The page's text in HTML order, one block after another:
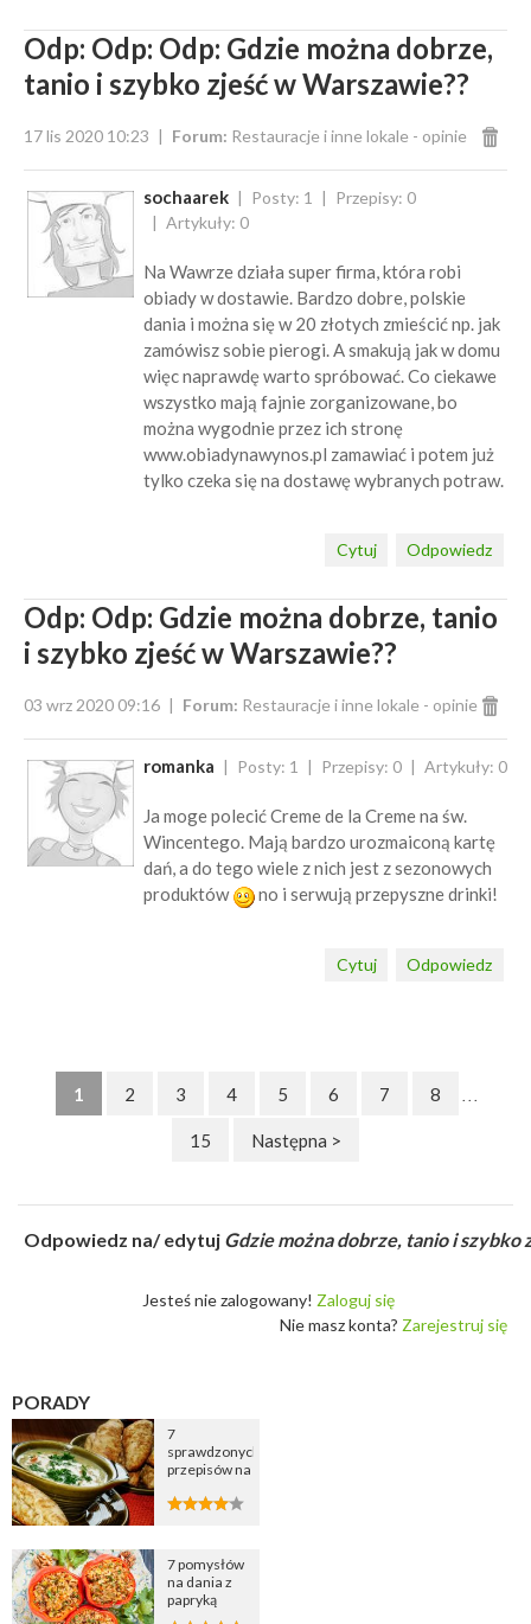
Odp: Odp: Odp: Gdzie można dobrze,
tanio i szybko zjeść w Warszawie??
17 lis 2020 10:23 Forum: Restauracje i inne lokale - opinie
sochaarek Posty: 1
Przepisy: 0
Artykuły: 0
Na Wawrze działa super firma, która robi
obiady w dostawie. Bardzo dobre, polskie
dania i można się w 20 złotych zmieścić np. jak
zamówisz sobie pierogi. A smakują jak w domu
więc naprawdę warto spróbować. Co ciekawe
wszystko mają fajnie zorganizowane, bo
można wygodnie przez ich stronę
www.obiadynawynos.pl zamawiać i potem już
tylko czeka się na dostawę wybranych potraw.
Odpowiedz
Cytuj
Odp: Odp: Gdzie można dobrze, tanio
i szybko zjeść w Warszawie??
03 wrz 2020 09:16 Forum: Restauracje i inne lokale - opinie
romanka Posty: 1 Przepisy: 0 Artykuły: 0
Ja moge polecić Creme de la Creme na św.
Wincentego. Mają bardzo urozmaiconą kartę
dań, a do tego wiele z nich jest z sezonowych
produktów
no i serwują przepyszne drinki!
Odpowiedz
Cytuj
1 2 3 4 5 6 7 8
15 Następna >
Odpowiedz na/ edytuj Gdzie można dobrze, tanio i szybko
Jesteś nie zalogowany! Zaloguj się
Nie masz konta? Zarejestruj się
PORADY
7
sprawdzonych
przepisów na
cebulową
7 pomysłów
na dania z
papryką